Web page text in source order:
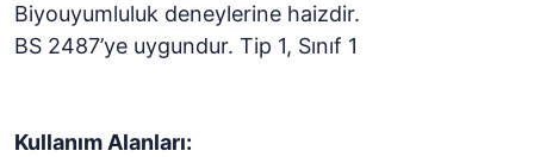
Biyouyumluluk deneylerine haizdir.
BS 2487’ye uygundur. Tip 1, Sınıf 1
Kullanım Alanları: